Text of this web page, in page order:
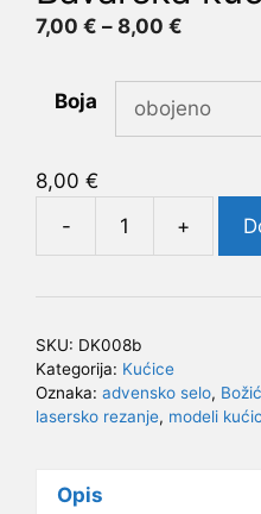
7,00 € – 8,00 €
od
7,00 €
do
Boja
8,00 €
-
+
SKU: DK008b
Kategorija: Kućice
Oznaka: advensko selo,
lasersko rezanje, modeli
Opis